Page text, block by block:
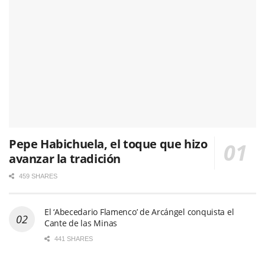
Pepe Habichuela, el toque que hizo
avanzar la tradición
459 SHARES
El ‘Abecedario Flamenco’ de Arcángel conquista el
Cante de las Minas
441 SHARES